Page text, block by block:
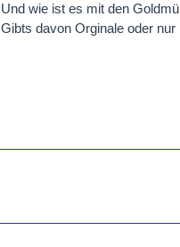
Und wie ist es mit den
Gibts davon Orginale oder nur